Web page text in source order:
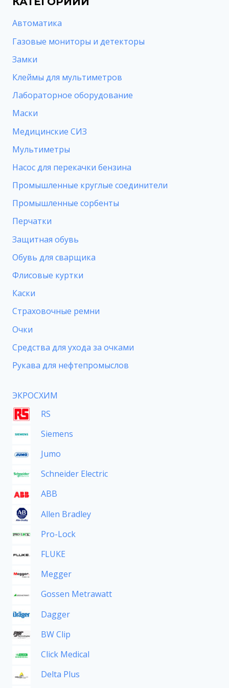
Автоматика
Газовые мониторы и детекторы
Замки
Клеймы для мультиметров
Лабораторное оборудование
Маски
Медицинские СИЗ
Мультиметры
Насос для перекачки бензина
Промышленные круглые соединители
Промышленные сорбенты
Перчатки
Защитная обувь
Обувь для сварщика
Флисовые куртки
Каски
Страховочные ремни
Очки
Средства для ухода за очками
Рукава для нефтепромыслов
ЭКРОСХИМ
RS
Siemens
Jumo
Schneider Electric
ABB
Allen Bradley
Pro-Lock
FLUKE
Megger
Gossen Metrawatt
Dagger
BW Clip
Click Medical
Delta Plus